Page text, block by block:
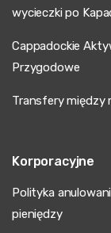
wycieczki po
Cappadockie
Przygodowe
Transfery między
Korporacyjne
Polityka
pieniędzy